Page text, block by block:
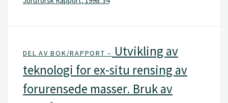
DEL AV BOK/RAPPORT – Utvikling av
teknologi for ex-situ rensing av
forurensede masser. Bruk av